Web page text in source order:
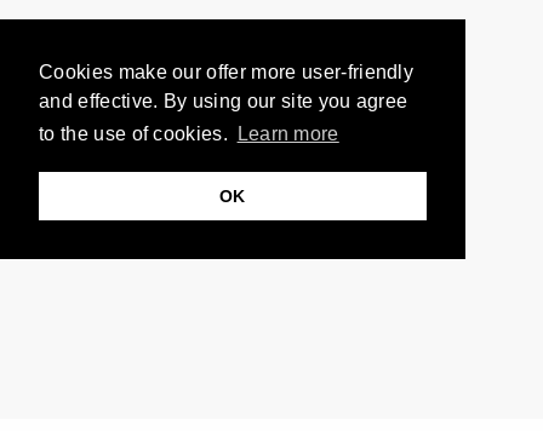
Cookies make our offer more user-friendly
and effective. By using our site you agree
to the use of cookies.
Learn more
OK